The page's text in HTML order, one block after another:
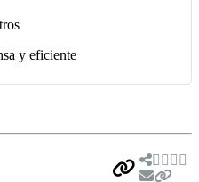
y eficiente